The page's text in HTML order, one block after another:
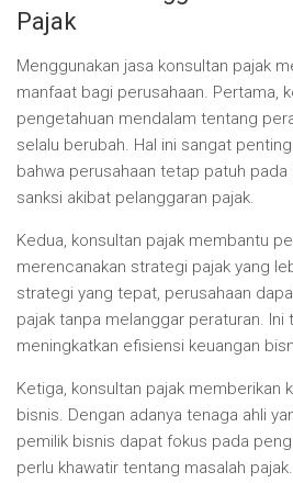
Pajak
Menggunakan jasa konsultan pajak
manfaat bagi perusahaan. Pertama,
pengetahuan mendalam tentang
selalu berubah. Hal ini sangat
bahwa perusahaan tetap patuh
sanksi akibat pelanggaran pajak.
Kedua, konsultan pajak membantu
merencanakan strategi pajak yang
strategi yang tepat, perusahaan
pajak tanpa melanggar peraturan. Ini
meningkatkan efisiensi keuangan
Ketiga, konsultan pajak memberikan
bisnis. Dengan adanya tenaga ahli
pemilik bisnis dapat fokus pada
perlu khawatir tentang masalah pajak.